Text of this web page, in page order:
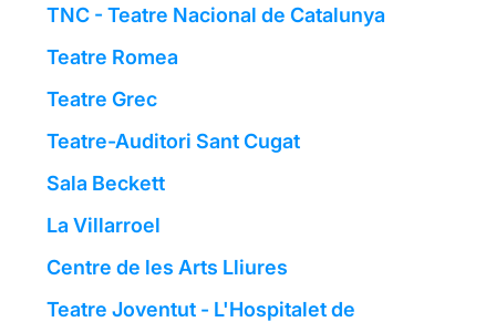
TNC - Teatre Nacional de Catalunya
Teatre Romea
Teatre Grec
Teatre-Auditori Sant Cugat
Sala Beckett
La Villarroel
Centre de les Arts Lliures
Teatre Joventut - L'Hospitalet de